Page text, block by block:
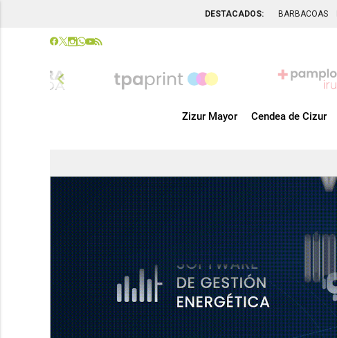
DESTACADOS: BARBACOAS
chevron_left
Zizur Mayor Cendea de Cizur